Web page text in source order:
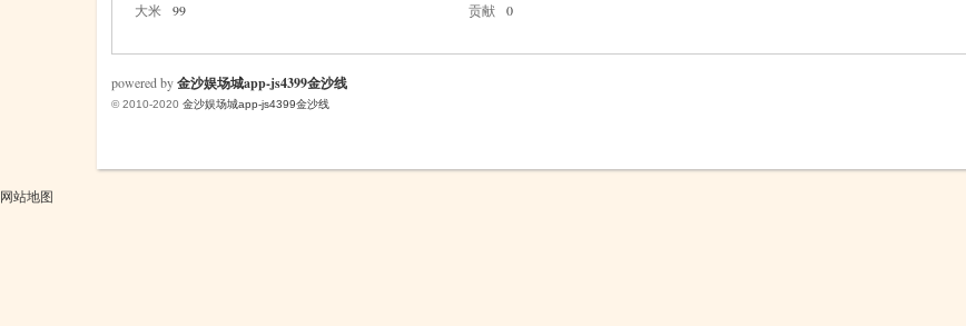
大米
99 贡献 0
powered by金沙娱场城app-js4399金沙线
© 2010-2020 金沙娱场城app-js4399金沙线
网站地图